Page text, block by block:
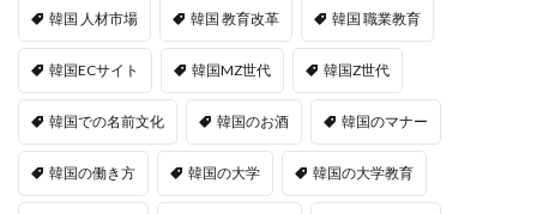
韓国 人材市場 韓国 教育改革 韓国 職業教育
韓国ECサイト 韓国MZ世代 韓国Z世代
韓国での名前文化 韓国のお酒 韓国のマナー
韓国の働き方 韓国の大学 韓国の大学教育